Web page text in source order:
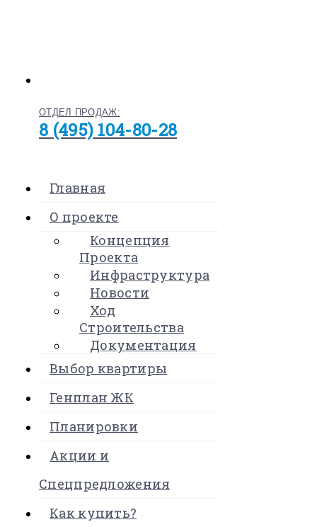
ОТДЕЛ ПРОДАЖ:
8 (495) 104-80-28
Главная
О проекте
Концепция
Проекта
Инфраструктура
Новости
Ход
Строительства
Документация
Выбор квартиры
Генплан ЖК
Планировки
Акции и
Спецпредложения
Как купить?